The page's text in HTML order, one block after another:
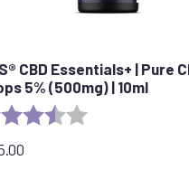
CBD Essentials+ | Pure
5% (500mg) | 10ml
: